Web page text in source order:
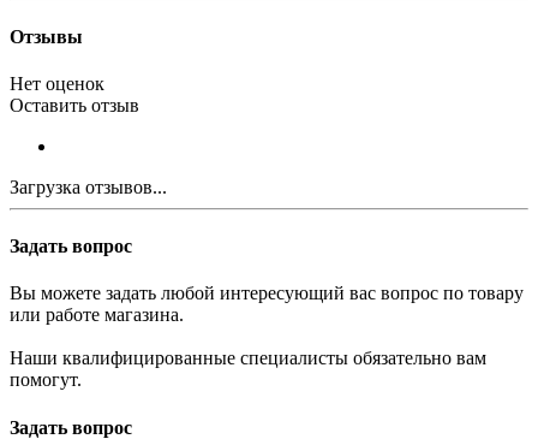
Отзывы
Нет оценок
Оставить отзыв
Загрузка отзывов...
Задать вопрос
Вы можете задать любой интересующий вас вопрос по товару
или работе магазина.
Наши квалифицированные специалисты обязательно вам
помогут.
Задать вопрос